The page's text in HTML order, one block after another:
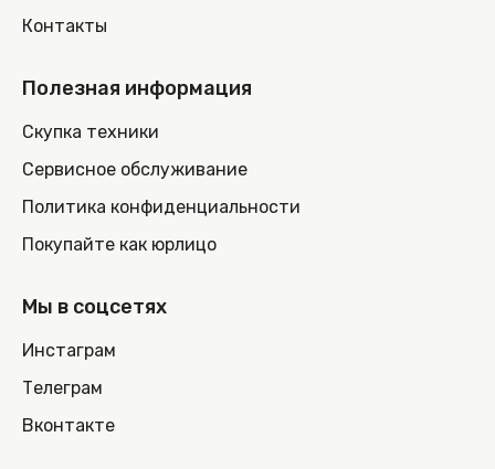
Контакты
Полезная информация
Скупка техники
Сервисное обслуживание
Политика конфиденциальности
Покупайте как юрлицо
Мы в соцсетях
Инстаграм
Телеграм
Вконтакте